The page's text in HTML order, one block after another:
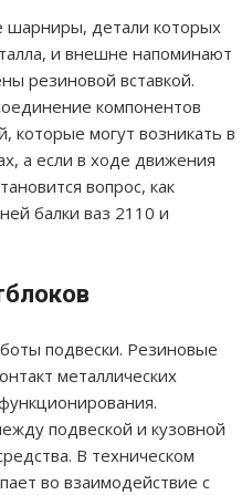
шарниры, детали которых
и внешне напоминают
резиновой вставкой.
компонентов
которые могут возникать в
а если в ходе движения
вопрос, как
балки ваз 2110 и
подвески. Резиновые
металлических
подвеской и кузовной
В техническом
во взаимодействие с